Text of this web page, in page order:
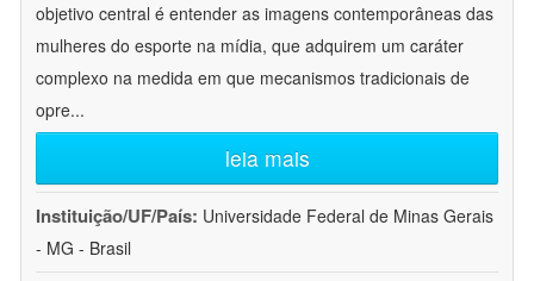
objetivo central é entender as imagens contemporâneas das
mulheres do esporte na mídia, que adquirem um caráter
complexo na medida em que mecanismos tradicionais de
opre...
leia mais
Instituição/UF/País: Universidade Federal de Minas Gerais
- MG - Brasil